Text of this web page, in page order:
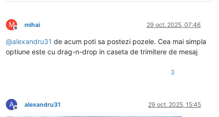
M
Deconectat
mihai 29 oct. 2025, 07:46
@alexandru31 de acum poti sa postezi pozele. Cea mai simpla
optiune este cu drag-n-drop in caseta de trimitere de mesaj
3
A
Deconectat
alexandru31 29 oct. 2025, 15:45